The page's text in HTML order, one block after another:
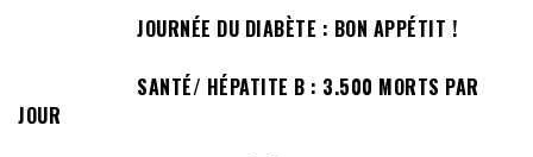
JOURNÉE DU DIABÈTE : BON APPÉTIT !
SANTÉ/ HÉPATITE B : 3.500 MORTS PAR
JOUR